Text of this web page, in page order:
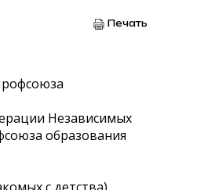
Печать
Независимых
образования